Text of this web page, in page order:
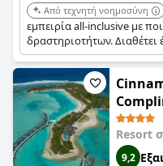
Από τεχνητή νοημοσύνη
εμπειρία all-inclusive με
δραστηριοτήτων.
και εξαιρετική
όσο και για ζευγάρια που
for 2
valid
stay
Resort
9,2